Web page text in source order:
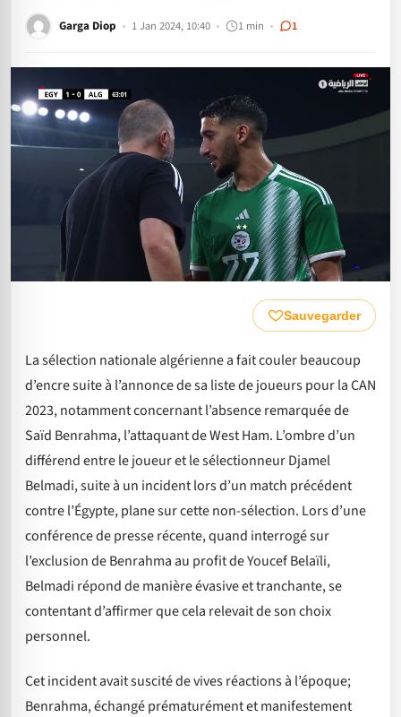
Garga Diop 1 Jan 2024, 10:40 1 min 1
Sauvegarder
La sélection nationale algérienne a fait couler beaucoup
d’encre suite à l’annonce de sa liste de joueurs pour la CAN
2023, notamment concernant l’absence remarquée de
Saïd Benrahma, l’attaquant de West Ham. L’ombre d’un
différend entre le joueur et le sélectionneur Djamel
Belmadi, suite à un incident lors d’un match précédent
contre l’Égypte, plane sur cette non-sélection. Lors d’une
conférence de presse récente, quand interrogé sur
l’exclusion de Benrahma au profit de Youcef Belaïli,
Belmadi répond de manière évasive et tranchante, se
contentant d’affirmer que cela relevait de son choix
personnel.
Cet incident avait suscité de vives réactions à l’époque;
Benrahma, échangé prématurément et manifestement